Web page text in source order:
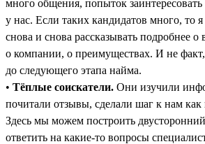
много общения, попыток
у нас. Если таких кандидатов много, то
снова и снова рассказывать подробнее о
о компании, о преимуществах. И не
до следующего этапа найма.
• Тёплые соискатели. Они изучили
почитали отзывы, сделали шаг к нам как
Здесь мы можем построить
ответить на какие-то вопросы